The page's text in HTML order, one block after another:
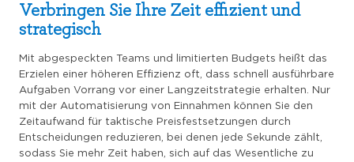
Verbringen Sie Ihre Zeit effizient und
strategisch
Mit abgespeckten Teams und limitierten Budgets heißt das
Erzielen einer höheren Effizienz oft, dass schnell ausführbare
Aufgaben Vorrang vor einer Langzeitstrategie erhalten. Nur
mit der Automatisierung von Einnahmen können Sie den
Zeitaufwand für taktische Preisfestsetzungen durch
Entscheidungen reduzieren, bei denen jede Sekunde zählt,
sodass Sie mehr Zeit haben, sich auf das Wesentliche zu